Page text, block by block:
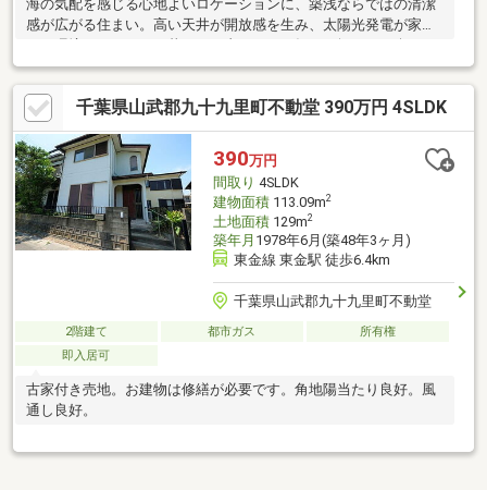
海の気配を感じる心地よいロケーションに、築浅ならではの清潔
感が広がる住まい。高い天井が開放感を生み、太陽光発電が家計
る住空間です。
千葉県山武郡九十九里町不動堂 390万円 4SLDK
390万円
間取り 4SLDK
建物面積113.09m2
土地面積129m2
築年月 1978年6月(築48年3ヶ月)
東金線 東金駅 徒歩6.4km
千葉県山武郡九十九里町不動堂
2階建て 都市ガス
所有権
即入居可
古家付き売地。お建物は修繕が必要です。角地陽当たり良好。風
通し良好。